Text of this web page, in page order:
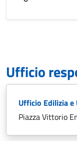
Ufficio
Ufficio Edilizia
Piazza Vittorio